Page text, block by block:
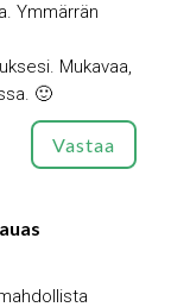
Ymmärrän
Mukavaa,
🙂
Vastaa